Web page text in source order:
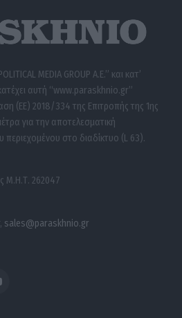
MEDIA GROUP A.E.” και κατ’
αυτή “www.paraskhnio.gr”
(ΕΕ) 2018/334 της Επιτροπής της 1ης
για την αποτελεσματική
στο διαδίκτυο (L 63).
Μ.Η.Τ. 262047
, sales@paraskhnio.gr